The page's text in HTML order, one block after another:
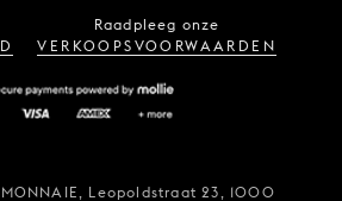
Raadpleeg onze
VERKOOPSVOORWAARDEN
Leopoldstraat 23, 1000